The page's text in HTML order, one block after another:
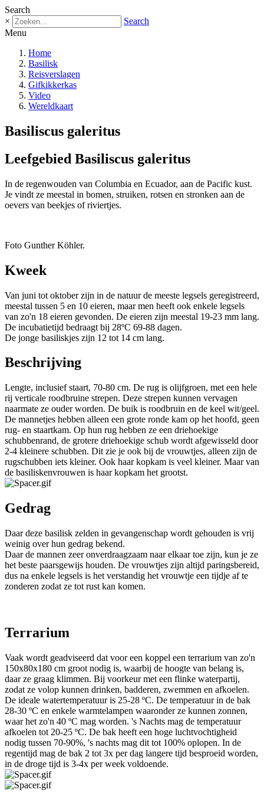
Search
×
Search
Menu
Home
Basilisk
Reisverslagen
Gifkikkerkas
Video
Wereldkaart
Basiliscus galeritus
Leefgebied Basiliscus galeritus
In de regenwouden van Columbia en Ecuador, aan de Pacific kust.
Je vindt ze meestal in bomen, struiken, rotsen en stronken aan de
oevers van beekjes of riviertjes.
Foto Gunther Köhler.
Kweek
Van juni tot oktober zijn in de natuur de meeste legsels geregistreerd,
meestal tussen 5 en 10 eieren, maar men heeft ook enkele legsels
van zo'n 18 eieren gevonden. De eieren zijn meestal 19-23 mm lang.
De incubatietijd bedraagt bij 28ºC 69-88 dagen.
De jonge basiliskjes zijn 12 tot 14 cm lang.
Beschrijving
Lengte, inclusief staart, 70-80 cm. De rug is olijfgroen, met een hele
rij verticale roodbruine strepen. Deze strepen kunnen vervagen
naarmate ze ouder worden. De buik is roodbruin en de keel wit/geel.
De mannetjes hebben alleen een grote ronde kam op het hoofd, geen
rug- en staartkam. Op hun rug hebben ze een driehoekige
schubbenrand, de grotere driehoekige schub wordt afgewisseld door
2-4 kleinere schubben. Dit zie je ook bij de vrouwtjes, alleen zijn de
rugschubben iets kleiner. Ook haar kopkam is veel kleiner. Maar van
de basiliskenvrouwen is haar kopkam het grootst.
Gedrag
Daar deze basilisk zelden in gevangenschap wordt gehouden is vrij
weinig over hun gedrag bekend.
Daar de mannen zeer onverdraagzaam naar elkaar toe zijn, kun je ze
het beste paarsgewijs houden. De vrouwtjes zijn altijd paringsbereid,
dus na enkele legsels is het verstandig het vrouwtje een tijdje af te
zonderen zodat ze tot rust kan komen.
Terrarium
Vaak wordt geadviseerd dat voor een koppel een terrarium van zo'n
150x80x180 cm groot nodig is, waarbij de hoogte van belang is,
daar ze graag klimmen. Bij voorkeur met een flinke waterpartij,
zodat ze volop kunnen drinken, badderen, zwemmen en afkoelen.
De ideale watertemperatuur is 25-28 ºC. De temperatuur in de bak
28-30 ºC en enkele warmtelampen waaronder ze kunnen zonnen,
waar het zo'n 40 ºC mag worden. 's Nachts mag de temperatuur
afkoelen tot 20-25 ºC. De bak heeft een hoge luchtvochtigheid
nodig tussen 70-90%, 's nachts mag dit tot 100% oplopen. In de
regentijd mag de bak 2 tot 3x per dag langere tijd besproeid worden,
in de droge tijd is 3-4x per week voldoende.